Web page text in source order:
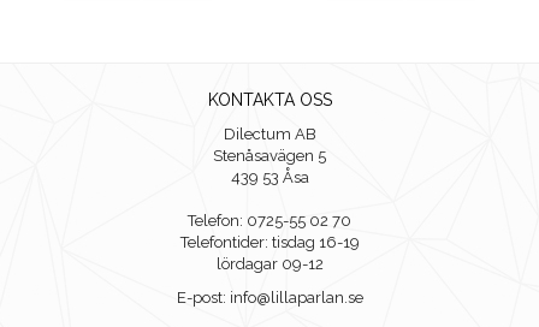
KONTAKTA OSS
Dilectum AB
Stenåsavägen 5
439 53 Åsa
Telefon: 0725-55 02 70
Telefontider: tisdag 16-19
lördagar 09-12
E-post: info@lillaparlan.se